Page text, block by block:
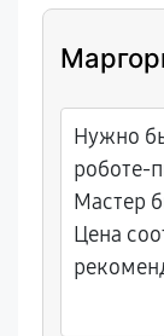
Нужно
роботе-
Мастер
Цена